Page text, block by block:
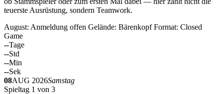
teuerste Ausrüstung, sondern Teamwork.
August: Anmeldung offen Gelände: Bärenkopf Format: Closed
Game
--Tage
--Std
--Min
--Sek
08AUG 2026Samstag
Spieltag 1 von 3